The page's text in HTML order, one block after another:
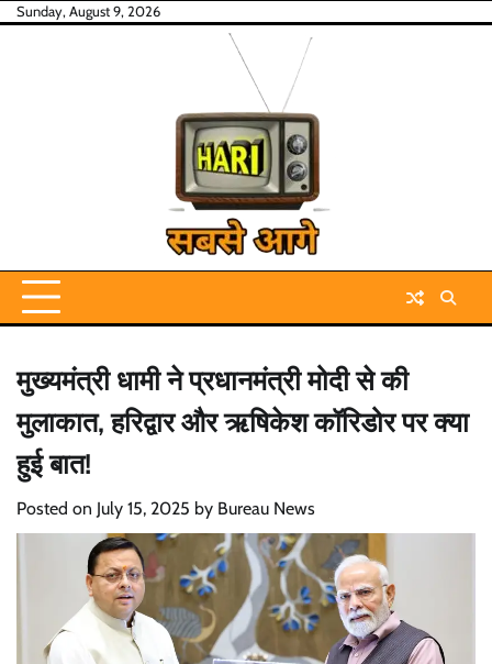
SkipSunday, August 9, 2026
मुख्यमंत्री धामी ने प्रधानमंत्री मोदी से की
मुलाकात, हरिद्वार और ऋषिकेश कॉरिडोर पर क्या
हुई बात!
Posted on July 15, 2025 by Bureau News